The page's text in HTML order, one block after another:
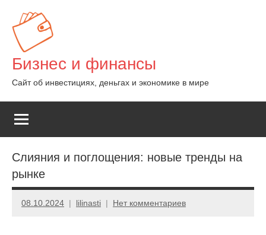
содержимому
Бизнес и финансы
Сайт об инвестициях, деньгах и экономике в мире
Слияния и поглощения: новые тренды на
рынке
08.10.2024 lilinasti Нет комментариев